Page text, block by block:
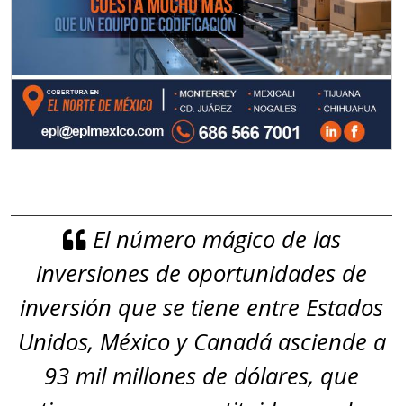
El número mágico de las
inversiones de oportunidades de
inversión que se tiene entre Estados
Unidos, México y Canadá asciende a
93 mil millones de dólares, que